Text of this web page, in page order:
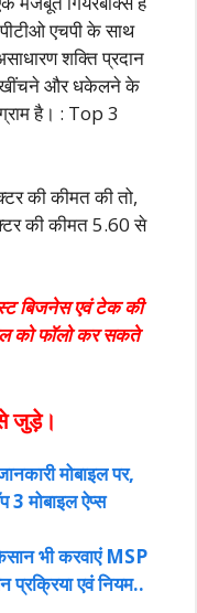
एचपी के साथ
शक्ति प्रदान
खींचने और धकेलने के
है। : Top 3
की कीमत की तो,
की कीमत 5.60 से
बिजनेस एवं टेक की
को फॉलो कर सकते
जुड़े।
मोबाइल पर,
3 मोबाइल ऐप्स
भी करवाएं MSP
एवं नियम..